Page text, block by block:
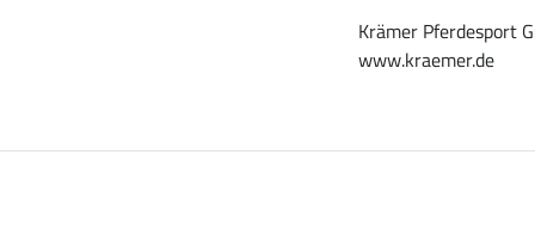
Krämer Pferdesport
www.kraemer.de